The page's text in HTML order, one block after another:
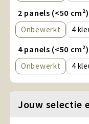
2 panels (<50 cm²)
Onbewerkt 4
4 panels (<50 cm²)
Onbewerkt 4
Jouw selectie